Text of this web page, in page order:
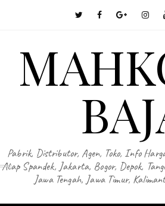
Pabrik, Distributor, Agen, Toko, Info
Atap Spandek, Jakarta, Bogor, Depok,
Jawa Tengah, Jawa Timur,